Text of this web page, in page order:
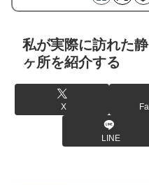
私が実際に訪れた
ヶ所を紹介する
X
LINE